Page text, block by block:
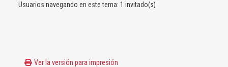
Usuarios navegando en este tema: 1 invitado(s)
Ver la versión para impresión